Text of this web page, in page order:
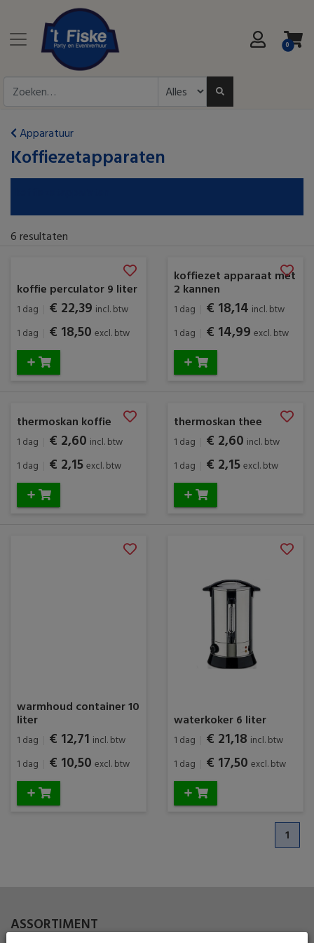
0
Apparatuur
Koffiezetapparaten
6 resultaten
koffie perculator 9 liter
1 dag € 22,39 incl. btw
1 dag
€ 18,50 excl. btw
koffiezet apparaat met
2 kannen
1 dag € 18,14 incl. btw
1 dag
€ 14,99 excl. btw
thermoskan koffie
1 dag € 2,60 incl. btw
1 dag
€ 2,15 excl. btw
thermoskan thee
1 dag € 2,60 incl. btw
1 dag
€ 2,15 excl. btw
warmhoud container 10
liter
1 dag € 12,71 incl. btw
1 dag
€ 10,50 excl. btw
waterkoker 6 liter
1 dag € 21,18 incl. btw
1 dag
€ 17,50 excl. btw
1
ASSORTIMENT